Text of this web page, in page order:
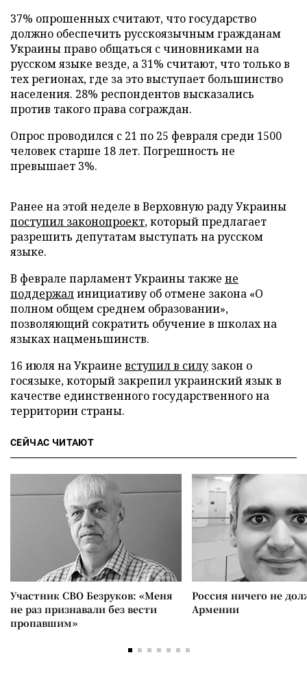
37% опрошенных считают, что государство
должно обеспечить русскоязычным гражданам
Украины право общаться с чиновниками на
русском языке везде, а 31% считают, что только в
тех регионах, где за это выступает большинство
населения. 28% респондентов высказались
против такого права сограждан.
Опрос проводился с 21 по 25 февраля среди 1500
человек старше 18 лет. Погрешность не
превышает 3%.
Ранее на этой неделе в Верховную раду Украины
поступил законопроект, который предлагает
разрешить депутатам выступать на русском
языке.
В феврале парламент Украины также не
поддержалинициативу об отмене закона «О
полном общем среднем образовании»,
позволяющий сократить обучение в школах на
языках нацменьшинств.
16 июля на Украине вступил в силузакон о
госязыке, который закрепил украинский язык в
качестве единственного государственного на
территории страны.
СЕЙЧАС ЧИТАЮТ
Участник СВО Безруков: «Меня
не раз признавали без вести
пропавшим»
Россия ничего не
Армении